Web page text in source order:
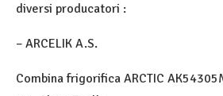
diversi producatori :
– ARCELIK A.S.
Combina frigorifica ARCTIC